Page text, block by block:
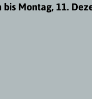
Montag, 11.